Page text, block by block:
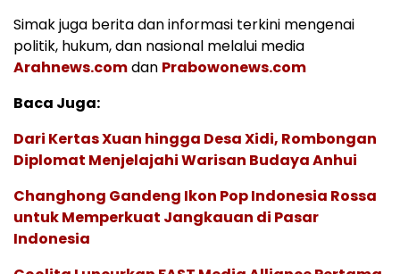
Simak juga berita dan informasi terkini mengenai
politik, hukum, dan nasional melalui media
Arahnews.comdan Prabowonews.com
Baca Juga:
Dari Kertas Xuan hingga Desa Xidi, Rombongan
Diplomat Menjelajahi Warisan Budaya Anhui
Changhong Gandeng Ikon Pop Indonesia Rossa
untuk Memperkuat Jangkauan di Pasar
Indonesia